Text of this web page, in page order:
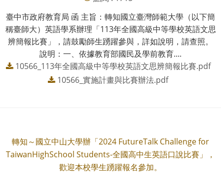
臺中市政府教育局 函 主旨：轉知國立臺灣師範大學（以下簡
稱臺師大）英語學系辦理「113年全國高級中等學校英語文思
辨簡報比賽」，請鼓勵師生踴躍參與，詳如說明，請查照。
說明：一、依據教育部國民及學前教育....
10566_113年全國高級中等學校英語文思辨簡報比賽.pdf
10566_實施計畫與比賽辦法.pdf
轉知～國立中山大學辦「2024 FutureTalk Challenge for
TaiwanHighSchool Students-全國高中生英語口說比賽」，
歡迎本校學生踴躍報名參加。